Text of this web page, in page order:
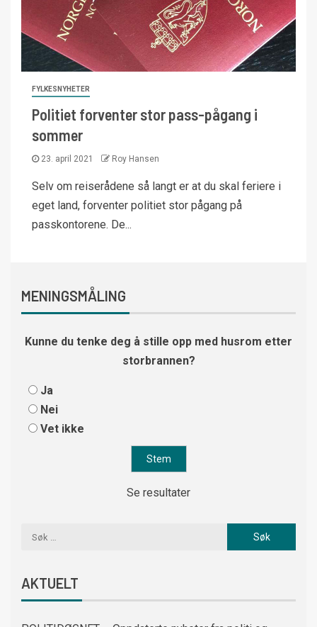
FYLKESNYHETER
Politiet forventer stor pass-pågang i
sommer
23. april 2021 Roy Hansen
Selv om reiserådene så langt er at du skal feriere i
eget land, forventer politiet stor pågang på
passkontorene. De...
MENINGSMÅLING
Kunne du tenke deg å stille opp med husrom etter
storbrannen?
Ja
Nei
Vet ikke
Se resultater
AKTUELT